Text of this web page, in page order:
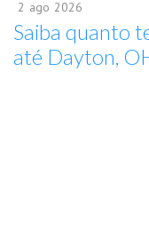
2 ago 2026
Saiba quanto
até Dayton,